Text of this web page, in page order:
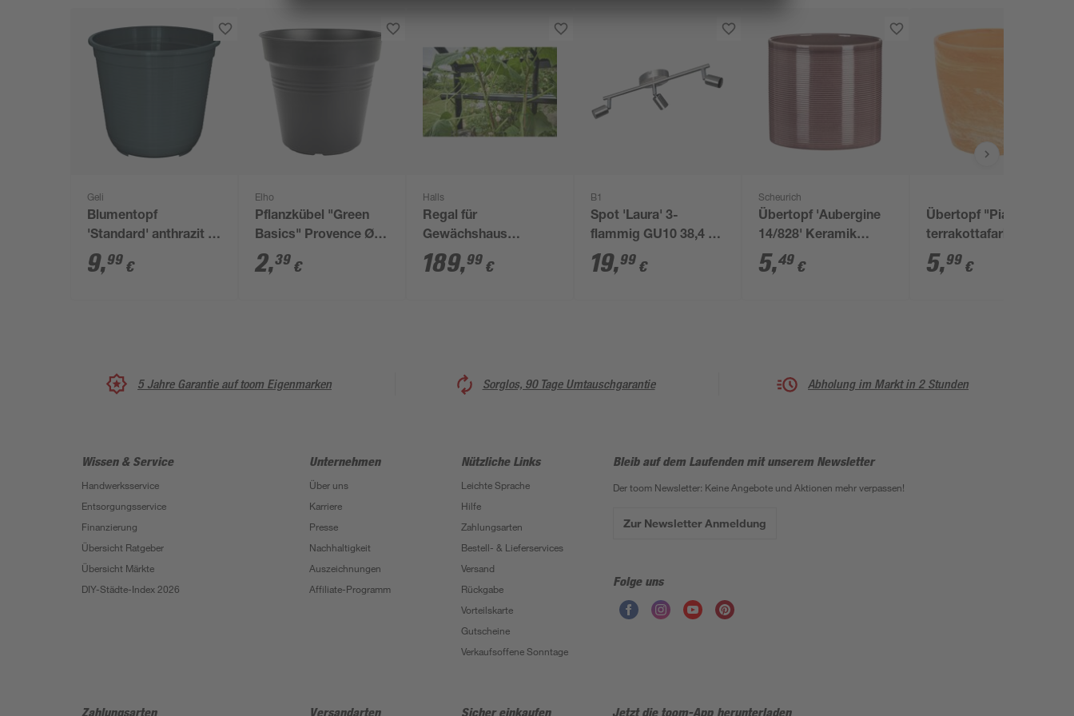
Geli
Blumentopf
'Standard' anthrazit Ø
36 cm
9,99 €
Elho
Pflanzkübel "Green
Basics" Provence Ø
17 cm
2,39 €
Halls
Regal für
Gewächshaus
'Burford 610' und
'Blockley 810'
189,99 €
B1
Spot 'Laura' 3-
flammig GU10 38,4 x
8,5 cm
19,99 €
Scheurich
Übertopf 'Aubergine
14/828' Keramik
aubergine Ø 14 x 13
cm
5,49 €
Übertopf "Pia" Ton
terrakottafarben
marmoriert Ø 20 cm
5,99 €
5 Jahre Garantie auf toom Eigenmarken Sorglos, 90 Tage Umtauschgarantie Abholung im Markt in 2 Stunden
Wissen & Service
Handwerksservice
Entsorgungsservice
Finanzierung
Übersicht Ratgeber
Übersicht Märkte
DIY-Städte-Index 2026
Unternehmen
Über uns
Karriere
Presse
Nachhaltigkeit
Auszeichnungen
Affiliate-Programm
Nützliche Links
Leichte Sprache
Hilfe
Zahlungsarten
Bestell- & Lieferservices
Versand
Rückgabe
Vorteilskarte
Gutscheine
Verkaufsoffene Sonntage
Bleib auf dem Laufenden mit unserem Newsletter
Der toom Newsletter: Keine Angebote und Aktionen mehr verpassen!
Zur Newsletter Anmeldung
Folge uns
Zahlungsarten Versandarten Sicher einkaufen Jetzt die toom-App herunterladen